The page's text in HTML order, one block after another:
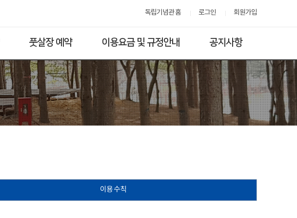
독립기념관 홈 로그인 회원가입
풋살장 예약 이용요금 및 규정안내 공지사항
이용 수칙